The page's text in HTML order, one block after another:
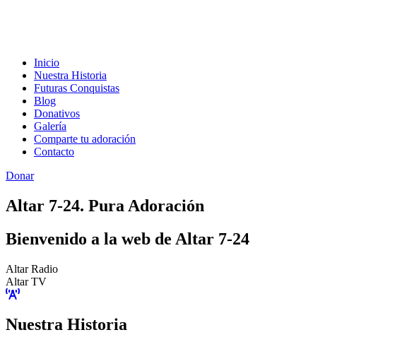
Inicio
Nuestra Historia
Futuras Conquistas
Blog
Donativos
Galería
Comparte tu adoración
Contacto
Donar
Altar 7-24. Pura Adoración
Bienvenido a la web de Altar 7-24
Altar Radio
Altar TV
Nuestra Historia